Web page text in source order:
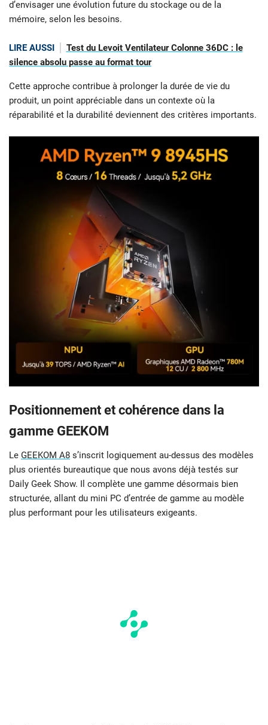
d’envisager une évolution future du stockage ou de la
mémoire, selon les besoins.
LIRE AUSSI
Test du Levoit Ventilateur Colonne 36DC : le
silence absolu passe au format tour
Cette approche contribue à prolonger la durée de vie du
produit, un point appréciable dans un contexte où la
réparabilité et la durabilité deviennent des critères importants.
Positionnement et cohérence dans la
gamme GEEKOM
Le GEEKOM A8 s’inscrit logiquement au-dessus des modèles
plus orientés bureautique que nous avons déjà testés sur
Daily Geek Show. Il complète une gamme désormais bien
structurée, allant du mini PC d’entrée de gamme au modèle
plus performant pour les utilisateurs exigeants.